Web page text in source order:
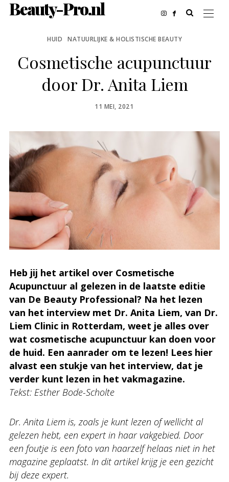
Beauty-Pro.nl
HUID NATUURLIJKE & HOLISTISCHE BEAUTY
Cosmetische acupunctuur
door Dr. Anita Liem
POSTED
11 MEI, 2021
Heb jij het artikel over Cosmetische
Acupunctuur al gelezen in de laatste editie
van De Beauty Professional? Na het lezen
van het interview met Dr. Anita Liem, van Dr.
Liem Clinic in Rotterdam, weet je alles over
wat cosmetische acupunctuur kan doen voor
de huid. Een aanrader om te lezen! Lees hier
alvast een stukje van het interview, dat je
verder kunt lezen in het vakmagazine.
Tekst: Esther Bode-Scholte
Dr. Anita Liem is, zoals je kunt lezen of wellicht al
gelezen hebt, een expert in haar vakgebied. Door
een foutje is een foto van haarzelf helaas niet in het
magazine geplaatst. In dit artikel krijg je een gezicht
bij deze expert.